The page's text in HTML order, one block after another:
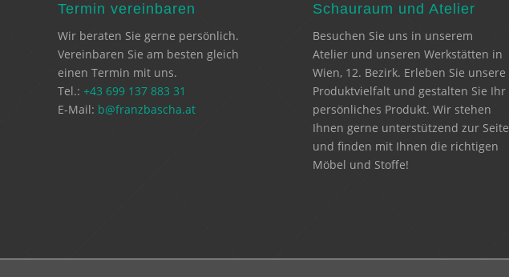
Termin vereinbaren
Wir beraten Sie gerne persönlich.
Vereinbaren Sie am besten gleich
einen Termin mit uns.
Tel.: +43 699 137 883 31
E-Mail: b@franzbascha.at
Schauraum und Atelier
Besuchen Sie uns in unserem
Atelier und unseren Werkstätten in
Wien, 12. Bezirk. Erleben Sie unsere
Produktvielfalt und gestalten Sie Ihr
persönliches Produkt. Wir stehen
Ihnen gerne unterstützend zur Seite
und finden mit Ihnen die richtigen
Möbel und Stoffe!